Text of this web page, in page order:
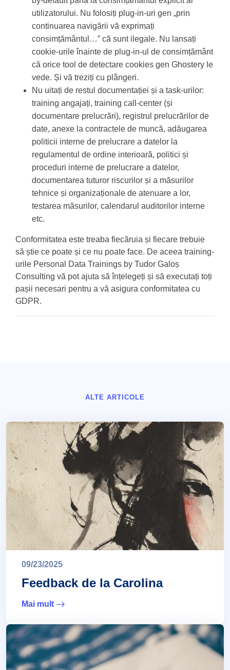
utilizatorului. Nu folosiți plug-in-uri gen „prin
continuarea navigării vă exprimați
consimțământul…” că sunt ilegale. Nu lansați
cookie-urile înainte de plug-in-ul de consimțământ
că orice tool de detectare cookies gen Ghostery le
vede. Și vă treziți cu plângeri.
Nu uitați de restul documentației și a task-urilor:
training angajați, training call-center (și
documentare prelucrări), registrul prelucrărilor de
date, anexe la contractele de muncă, adăugarea
politicii interne de prelucrare a datelor la
regulamentul de ordine interioară, politici și
proceduri interne de prelucrare a datelor,
documentarea tuturor riscurilor și a măsurilor
tehnice și organizaționale de atenuare a lor,
testarea măsurilor, calendarul auditorilor interne
etc.
Conformitatea este treaba fiecăruia și fiecare trebuie
să știe ce poate și ce nu poate face. De aceea training-
urile Personal Data Trainings by Tudor Galoș
Consulting vă pot ajuta să înțelegeți și să executați toți
pașii necesari pentru a vă asigura conformitatea cu
GDPR.
ALTE ARTICOLE
09/23/2025
Feedback de la Carolina
Mai mult